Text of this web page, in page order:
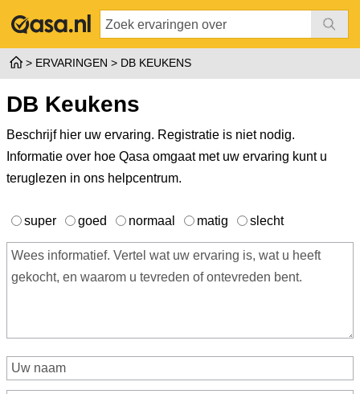
ERVARINGEN DB KEUKENS
DB Keukens
Beschrijf hier uw ervaring. Registratie is niet nodig.
Informatie over hoe Qasa omgaat met uw ervaring kunt u
teruglezen in ons helpcentrum.
super goed normaal matig slecht